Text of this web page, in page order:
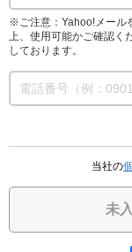
※ご注意：Yahoo!メール
上、使用可能かご確認
しております。
当社の
未